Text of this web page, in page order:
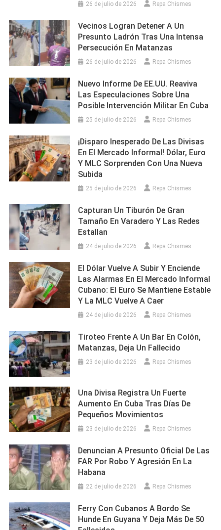
26 de julio de 2026 Repa Chismes
Vecinos Logran Detener A Un
Presunto Ladrón Tras Una Intensa
Persecución En Matanzas
26 de julio de 2026 Repa Chismes
Nuevo Informe De EE.UU. Reaviva
Las Especulaciones Sobre Una
Posible Intervención Militar En Cuba
25 de julio de 2026 Repa Chismes
¡Disparo Inesperado De Las Divisas
En El Mercado Informal! Dólar, Euro
Y MLC Sorprenden Con Una Nueva
Subida
25 de julio de 2026 Repa Chismes
Capturan Un Tiburón De Gran
Tamaño En Varadero Y Las Redes
Estallan
24 de julio de 2026 Repa Chismes
El Dólar Vuelve A Subir Y Enciende
Las Alarmas En El Mercado Informal
Cubano: El Euro Se Mantiene Estable
Y La MLC Vuelve A Caer
24 de julio de 2026 Repa Chismes
Tiroteo Frente A Un Bar En Colón,
Matanzas, Deja Un Fallecido
23 de julio de 2026 Repa Chismes
Una Divisa Registra Un Fuerte
Aumento En Cuba Tras Días De
Pequeños Movimientos
23 de julio de 2026 Repa Chismes
Denuncian A Presunto Oficial De Las
FAR Por Robo Y Agresión En La
Habana
22 de julio de 2026 Repa Chismes
Ferry Con Cubanos A Bordo Se
Hunde En Guyana Y Deja Más De 50